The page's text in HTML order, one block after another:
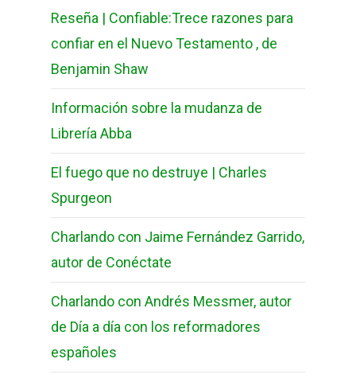
Reseña | Confiable:Trece razones para
confiar en el Nuevo Testamento , de
Benjamin Shaw
Información sobre la mudanza de
Librería Abba
El fuego que no destruye | Charles
Spurgeon
Charlando con Jaime Fernández Garrido,
autor de Conéctate
Charlando con Andrés Messmer, autor
de Día a día con los reformadores
españoles